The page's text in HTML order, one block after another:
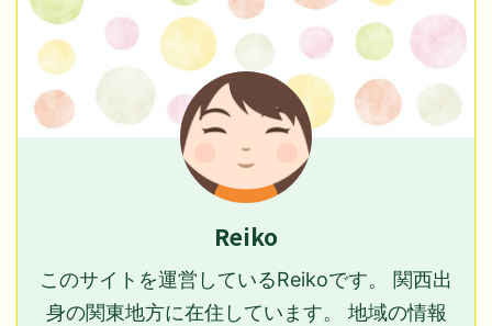
Reiko
このサイトを運営しているReikoです。 関西出
身の関東地方に在住しています。 地域の情報